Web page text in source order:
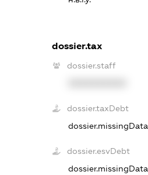
dossier.tax
dossier.staff
dossier.taxDebt
dossier.missingData
dossier.esvDebt
dossier.missingData